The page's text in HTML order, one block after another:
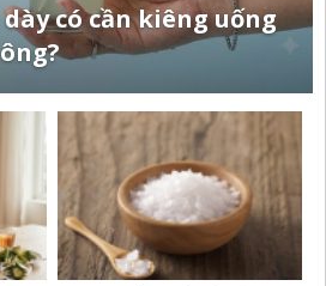
có cần kiêng uống